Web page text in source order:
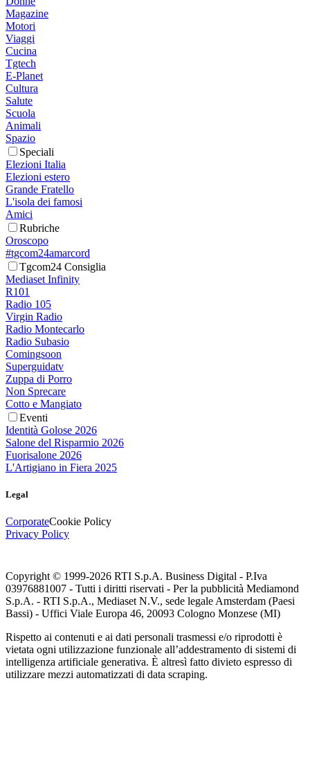
Magazine
Motori
Viaggi
Cucina
Tgtech
E-Planet
Cultura
Salute
Scuola
Animali
Spazio
Speciali
Elezioni Italia
Elezioni estero
Grande Fratello
L'isola dei famosi
Amici
Rubriche
Oroscopo
#tgcom24amarcord
Tgcom24 Consiglia
Mediaset Infinity
R101
Radio 105
Virgin Radio
Radio Montecarlo
Radio Subasio
Comingsoon
Superguidatv
Zuppa di Porro
Non Sprecare
Cotto e Mangiato
Eventi
Identità Golose 2026
Salone del Risparmio 2026
Fuorisalone 2026
L'Artigiano in Fiera 2025
Legal
CorporateCookie Policy
Privacy Policy
Copyright © 1999-2026 RTI S.p.A. Business Digital - P.Iva
03976881007 - Tutti i diritti riservati - Per la pubblicità Mediamond
S.p.A. - RTI S.p.A., Mediaset N.V., sede legale Amsterdam (Paesi
Bassi) - Uffici Viale Europa 46, 20093 Cologno Monzese (MI)
Rispetto ai contenuti e ai dati personali trasmessi e/o riprodotti è
vietata ogni utilizzazione funzionale all’addestramento di sistemi di
intelligenza artificiale generativa. È altresì fatto divieto espresso di
utilizzare mezzi automatizzati di data scraping.